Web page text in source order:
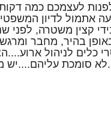
לעצמכם כמה
אתמול לדיון
קצין משטרה, לפני
בהיר, מחבר
כלים לניהול
סומכת